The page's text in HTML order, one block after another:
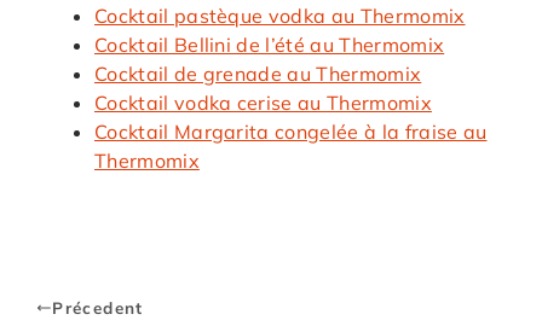
Cocktail pastèque vodka au Thermomix
Cocktail Bellini de l’été au Thermomix
Cocktail de grenade au Thermomix
Cocktail vodka cerise au Thermomix
Cocktail Margarita congelée à la fraise au
Thermomix
Précedent